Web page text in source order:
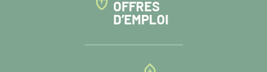
OFFRES
D’EMPLOI